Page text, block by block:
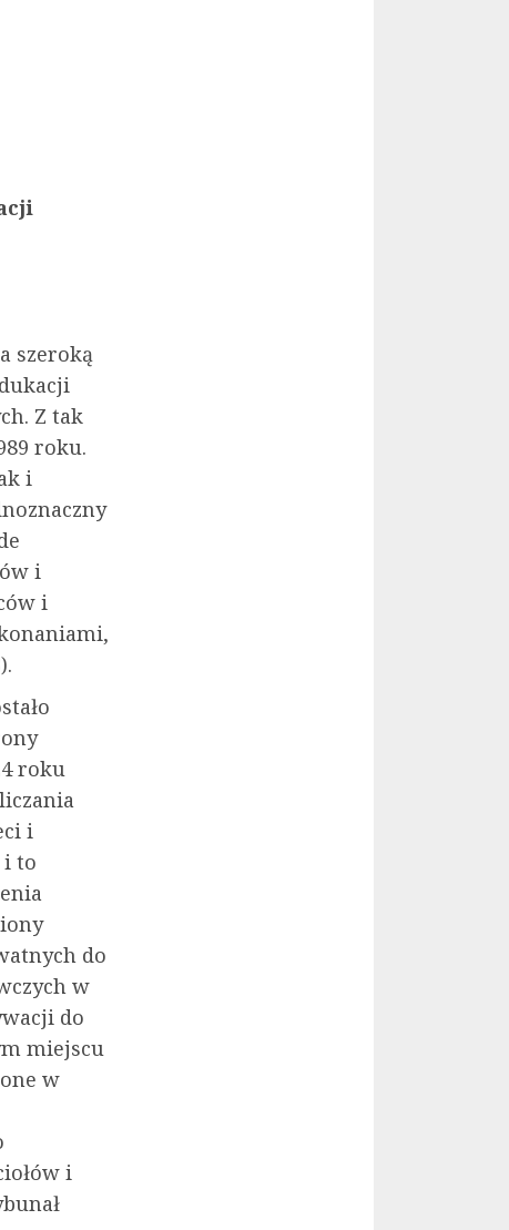
szeroką
Z tak
roku.
i
i
i
roku
i
i to
do
w
do
miejscu
w
i